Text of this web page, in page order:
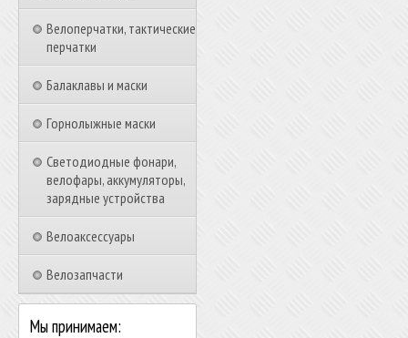
Велоперчатки, тактические
перчатки
Балаклавы и маски
Горнолыжные маски
Светодиодные фонари,
велофары, аккумуляторы,
зарядные устройства
Велоаксессуары
Велозапчасти
Мы принимаем: